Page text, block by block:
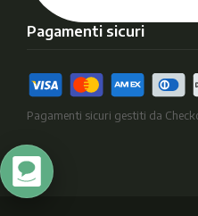
Pagamenti sicuri
Pagamenti sicuri gestiti da